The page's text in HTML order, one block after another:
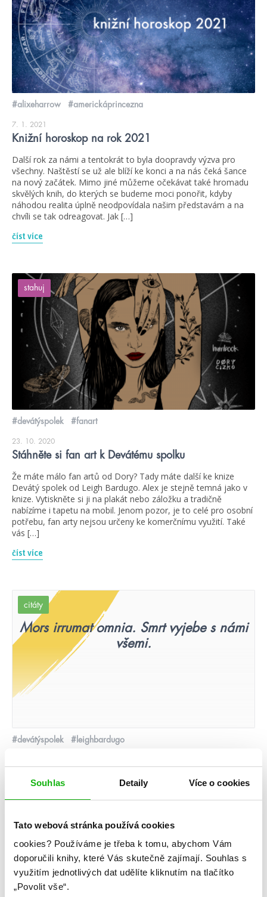
Souhlas Detaily Více o cookies
Tato webová stránka používá cookies
cookies? Používáme je třeba k tomu, abychom Vám
doporučili knihy, které Vás skutečně zajímají. Souhlas s
využitím jednotlivých dat udělíte kliknutím na tlačítko
„Povolit vše“.
#alixeharrow #americkáprincezna
7. 1. 2021
Knižní horoskop na rok 2021
Další rok za námi a tentokrát to byla doopravdy výzva pro
všechny. Naštěstí se už ale blíží ke konci a na nás čeká šance
na nový začátek. Mimo jiné můžeme očekávat také hromadu
skvělých knih, do kterých se budeme moci ponořit, kdyby
náhodou realita úplně neodpovídala našim představám a na
chvíli se tak odreagovat. Jak […]
číst více
stahuj
#devátýspolek #fanart
23. 10. 2020
Stáhněte si fan art k Devátému spolku
Že máte málo fan artů od Dory? Tady máte další ke knize
Devátý spolek od Leigh Bardugo. Alex je stejně temná jako v
knize. Vytiskněte si ji na plakát nebo záložku a tradičně
nabízíme i tapetu na mobil. Jenom pozor, je to celé pro osobní
potřebu, fan arty nejsou určeny ke komerčnímu využití. Také
vás […]
číst více
citáty
Mors irrumat omnia. Smrt vyjebe s námi
všemi.
#devátýspolek #leighbardugo
číst více
žebříčky